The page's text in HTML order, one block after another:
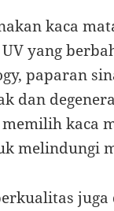
kaca
yang
paparan
dan
kaca
melindungi